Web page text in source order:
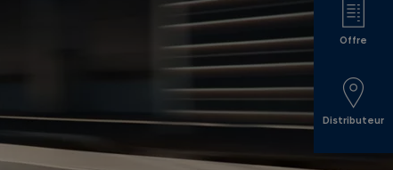
Offre
Distributeur